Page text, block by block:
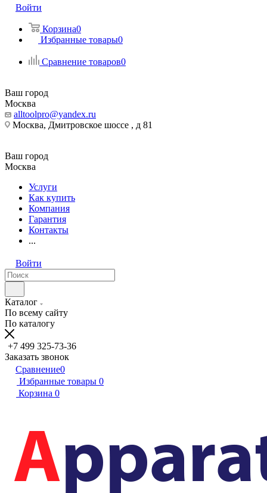
Войти
Корзина0
Избранные товары0
Сравнение товаров0
Ваш город
Москва
alltoolpro@yandex.ru
Москва, Дмитровское шоссе , д 81
Ваш город
Москва
Услуги
Как купить
Компания
Гарантия
Контакты
...
Войти
Каталог
По всему сайту
По каталогу
+7 499 325-73-36
Заказать звонок
Сравнение0
Избранные товары 0
Корзина 0